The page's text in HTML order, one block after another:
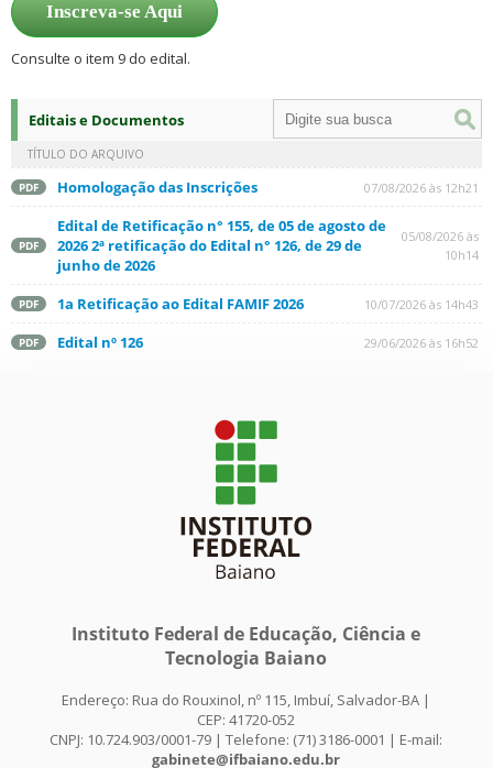
Inscreva-se Aqui
Consulte o item 9 do edital.
Editais e Documentos
TÍTULO DO ARQUIVO
PDF Homologação das Inscrições 07/08/2026 às 12h21
PDF
Edital de Retificação n° 155, de 05 de agosto de
2026 2ª retificação do Edital n° 126, de 29 de
junho de 2026
05/08/2026 às
10h14
PDF 1a Retificação ao Edital FAMIF 2026 10/07/2026 às 14h43
PDF Edital nº 126 29/06/2026 às 16h52
Instituto Federal de Educação, Ciência e
Tecnologia Baiano
Endereço: Rua do Rouxinol, nº 115, Imbuí, Salvador-BA |
CEP: 41720-052
CNPJ: 10.724.903/0001-79 | Telefone: (71) 3186-0001 | E-mail:
gabinete@ifbaiano.edu.br